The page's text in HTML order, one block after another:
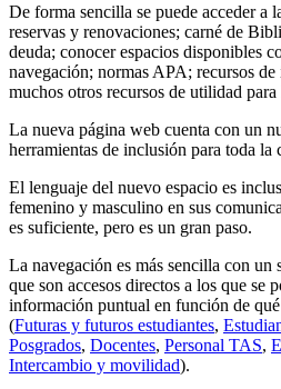
De forma sencilla se puede acceder a
reservas y renovaciones; carné de
deuda; conocer espacios disponibles
navegación; normas APA; recursos
muchos otros recursos de utilidad
La nueva página web cuenta con un
herramientas de inclusión para toda
El lenguaje del nuevo espacio es
femenino y masculino en sus
es suficiente, pero es un gran paso.
La navegación es más sencilla con un
que son accesos directos a los que se
información puntual en función de
(Futuras y futuros estudiantes,
Posgrados, Docentes, Personal TAS,
Intercambio y movilidad).